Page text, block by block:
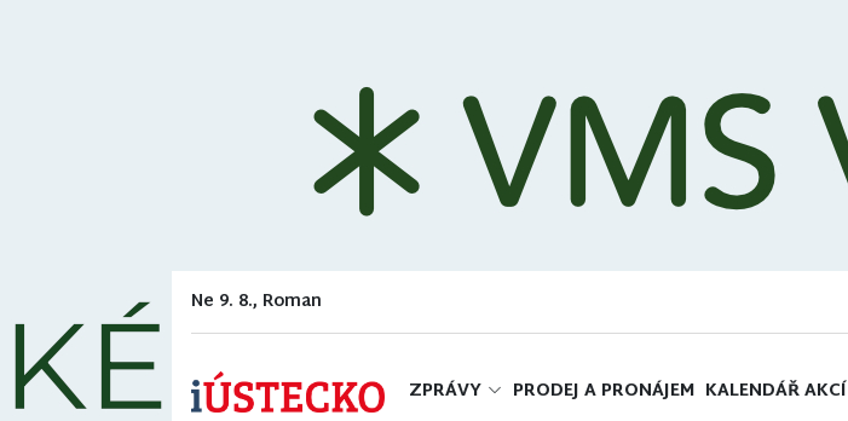
Ne 9. 8., Roman
ZPRÁVY PRODEJ A PRONÁJEM KALENDÁŘ AKCÍ